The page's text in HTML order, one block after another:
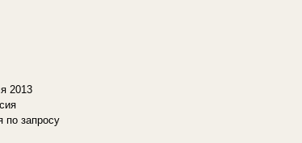
2013
по запросу